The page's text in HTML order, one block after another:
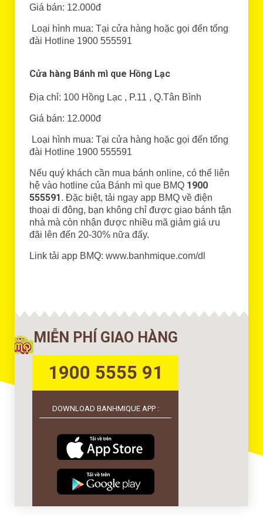
Giá bán: 12.000đ
Loại hình mua: Tại cửa hàng hoặc gọi đến tổng
đài Hotline 1900 555591
Cửa hàng Bánh mì que Hồng Lạc
Địa chỉ: 100 Hồng Lạc , P.11 , Q.Tân Bình
Giá bán: 12.000đ
Loại hình mua: Tại cửa hàng hoặc gọi đến tổng
đài Hotline 1900 555591
Nếu quý khách cần mua bánh online, có thể liên
hệ vào hotline của Bánh mì que BMQ 1900
555591 . Đặc biệt, tải ngay app BMQ về điện
thoại di đông, bạn không chỉ được giao bánh tận
nhà mà còn nhận được nhiều mã giảm giá ưu
đãi lên đến 20-30% nữa đấy.
Link tải app BMQ: www.banhmique.com/dl
MIỄN PHÍ GIAO HÀNG
1900 5555 91
DOWNLOAD BANHMIQUE APP :